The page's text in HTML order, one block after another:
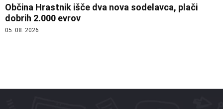
Občina Hrastnik išče dva nova sodelavca, plači
dobrih 2.000 evrov
05. 08. 2026